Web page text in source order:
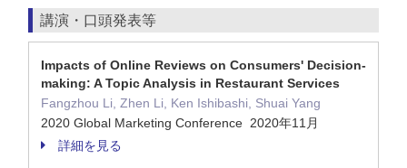
講演・口頭発表等
Impacts of Online Reviews on Consumers' Decision-
making: A Topic Analysis in Restaurant Services
Fangzhou Li, Zhen Li, Ken Ishibashi, Shuai Yang
2020 Global Marketing Conference 2020年11月
詳細を見る